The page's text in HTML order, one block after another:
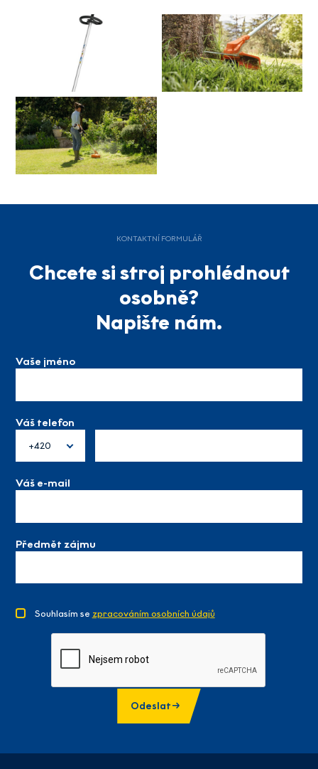
KONTAKTNÍ FORMULÁŘ
Chcete si stroj prohlédnout
osobně?
Napište nám.
Vaše jméno
Váš telefon
+420
Váš e-mail
Předmět zájmu
Souhlasím se zpracováním osobních údajů
Odeslat